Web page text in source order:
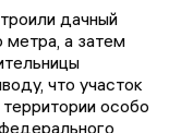
дачный
а затем
что участок
особо